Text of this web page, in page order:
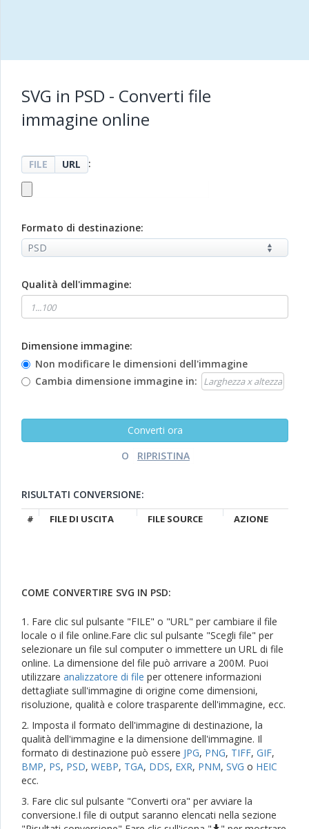
SVG in PSD - Converti file
immagine online
FILE URL :
Formato di destinazione:
Qualità dell'immagine:
Dimensione immagine:
Non modificare le dimensioni dell'immagine
Cambia dimensione immagine in:
O
RISULTATI CONVERSIONE:
# FILE DI USCITA FILE SOURCE AZIONE
COME CONVERTIRE SVG IN PSD:
1. Fare clic sul pulsante "FILE" o "URL" per cambiare il file
locale o il file online.Fare clic sul pulsante "Scegli file" per
selezionare un file sul computer o immettere un URL di file
online. La dimensione del file può arrivare a 200M. Puoi
utilizzare analizzatore di file per ottenere informazioni
dettagliate sull'immagine di origine come dimensioni,
risoluzione, qualità e colore trasparente dell'immagine, ecc.
2. Imposta il formato dell'immagine di destinazione, la
qualità dell'immagine e la dimensione dell'immagine. Il
formato di destinazione può essere JPG, PNG, TIFF, GIF,
BMP, PS, PSD, WEBP, TGA, DDS, EXR, PNM, SVG o HEIC
ecc.
3. Fare clic sul pulsante "Converti ora" per avviare la
conversione.I file di output saranno elencati nella sezione